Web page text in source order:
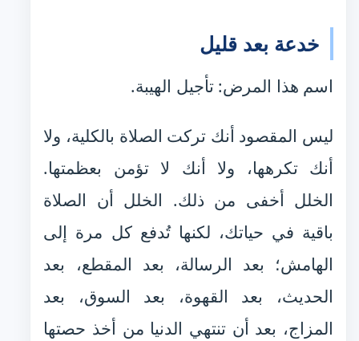
خدعة بعد قليل
اسم هذا المرض: تأجيل الهيبة.
ليس المقصود أنك تركت الصلاة بالكلية، ولا
أنك تكرهها، ولا أنك لا تؤمن بعظمتها.
الخلل أخفى من ذلك. الخلل أن الصلاة
باقية في حياتك، لكنها تُدفع كل مرة إلى
الهامش؛ بعد الرسالة، بعد المقطع، بعد
الحديث، بعد القهوة، بعد السوق، بعد
المزاج، بعد أن تنتهي الدنيا من أخذ حصتها